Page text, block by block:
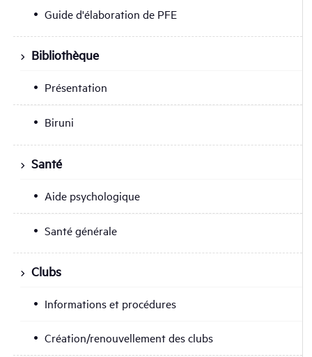
Guide d'élaboration de PFE
Bibliothèque
Présentation
Biruni
Santé
Aide psychologique
Santé générale
Clubs
Informations et procédures
Création/renouvellement des clubs